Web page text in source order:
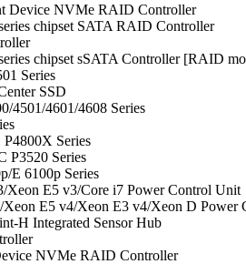
Device NVMe RAID Controller
chipset SATA RAID Controller
chipset sSATA Controller [RAID
Series
SSD
4501/4601/4608 Series
Series
P3520 Series
E 6100p Series
Xeon E5 v3/Core i7 Power Control Unit
E5 v4/Xeon E3 v4/Xeon D Power
H Integrated Sensor Hub
NVMe RAID Controller